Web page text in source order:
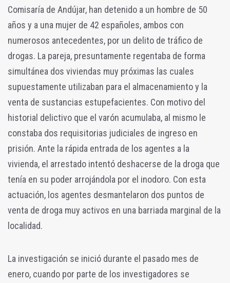
Comisaría de Andújar, han detenido a un hombre de 50
años y a una mujer de 42 españoles, ambos con
numerosos antecedentes, por un delito de tráfico de
drogas. La pareja, presuntamente regentaba de forma
simultánea dos viviendas muy próximas las cuales
supuestamente utilizaban para el almacenamiento y la
venta de sustancias estupefacientes. Con motivo del
historial delictivo que el varón acumulaba, al mismo le
constaba dos requisitorias judiciales de ingreso en
prisión. Ante la rápida entrada de los agentes a la
vivienda, el arrestado intentó deshacerse de la droga que
tenía en su poder arrojándola por el inodoro. Con esta
actuación, los agentes desmantelaron dos puntos de
venta de droga muy activos en una barriada marginal de la
localidad.
La investigación se inició durante el pasado mes de
enero, cuando por parte de los investigadores se